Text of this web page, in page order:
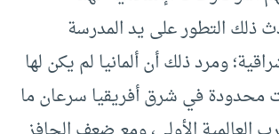
ذلك التطور على يد المدرسة
ومرد ذلك أن ألمانيا لم يكن لها
في شرق أفريقيا سرعان ما